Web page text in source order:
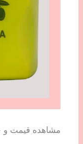
مشاهده قیمت